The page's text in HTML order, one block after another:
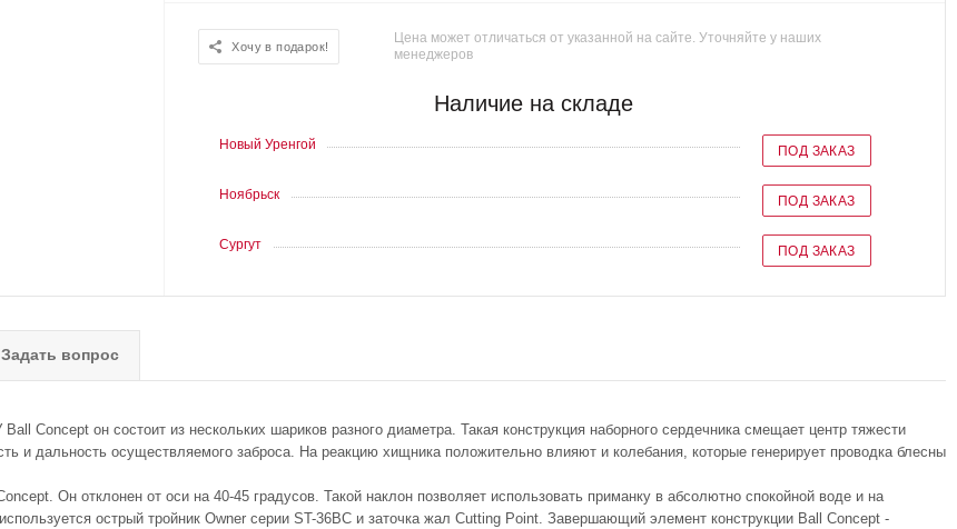
Хочу в подарок!
Цена может отличаться от указанной на сайте. Уточняйте у наших
менеджеров
Наличие на складе
Новый Уренгой ПОД ЗАКАЗ
Ноябрьск ПОД ЗАКАЗ
Сургут ПОД ЗАКАЗ
Задать вопрос
Concept он состоит из нескольких шариков разного диаметра. Такая конструкция наборного сердечника смещает центр тяжести
и дальность осуществляемого заброса. На реакцию хищника положительно влияют и колебания, которые генерирует проводка блесны
Он отклонен от оси на 40-45 градусов. Такой наклон позволяет использовать приманку в абсолютно спокойной воде и на
острый тройник Owner серии ST-36BC и заточка жал Cutting Point. Завершающий элемент конструкции Ball Concept -